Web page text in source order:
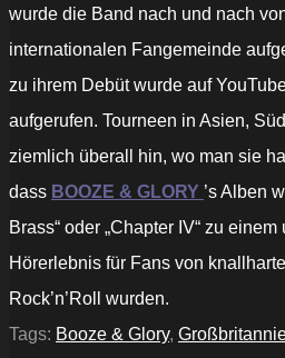
wurde die Band nach und nach
internationalen Fangemeinde
zu ihrem Debüt wurde auf
aufgerufen. Tourneen in Asien,
ziemlich überall hin, wo man sie
dass BOOZE & GLORY ’s Alben
Brass“ oder „Chapter IV“ zu einem
Hörerlebnis für Fans von
Rock’n’Roll wurden.
Tags: Booze & Glory,